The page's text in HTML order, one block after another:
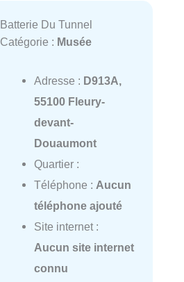
Batterie Du Tunnel
Catégorie : Musée
Adresse : D913A,
55100 Fleury-
devant-
Douaumont
Quartier :
Téléphone : Aucun
téléphone ajouté
Site internet :
Aucun site internet
connu